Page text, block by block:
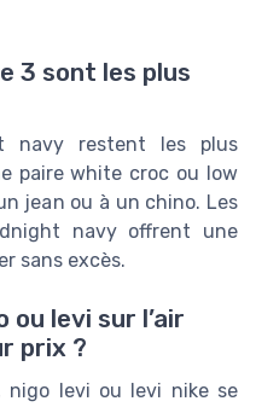
3 sont les plus
navy restent les plus
paire white croc ou low
jean ou à un chino. Les
navy offrent une
sans excès.
levi sur l’air
prix ?
nigo levi ou levi nike se